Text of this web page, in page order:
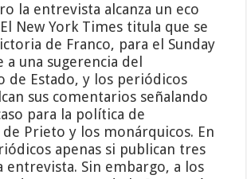
la entrevista alcanza un eco
New York Times titula que se
de Franco, para el Sunday
a una sugerencia del
de Estado, y los periódicos
sus comentarios señalando
para la política de
Prieto y los monárquicos. En
apenas si publican tres
entrevista. Sin embargo, a los